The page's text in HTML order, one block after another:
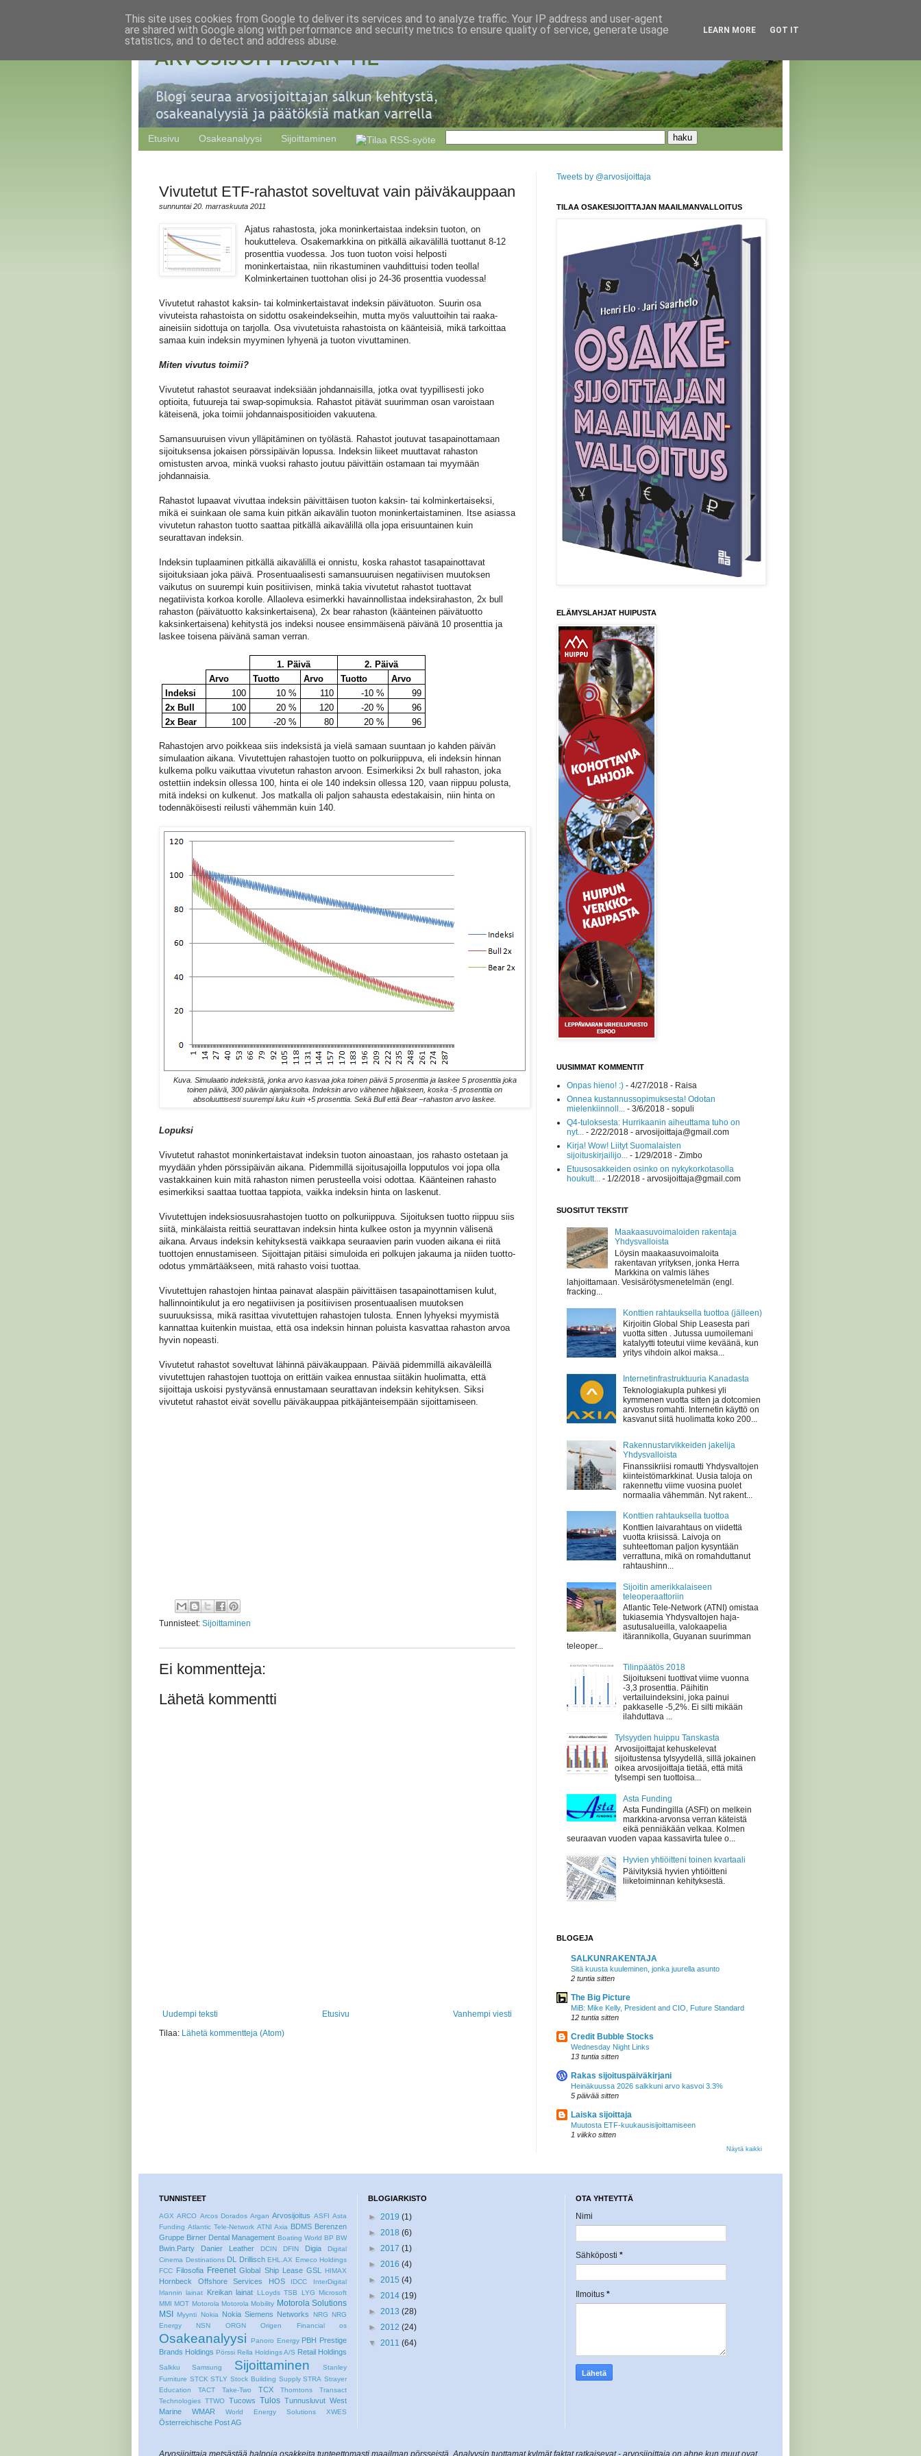
Etusivu Osakeanalyysi Sijoittaminen
Vivutetut ETF-rahastot soveltuvat vain päiväkauppaan
sunnuntai 20. marraskuuta 2011
Ajatus rahastosta, joka moninkertaistaa indeksin tuoton, on
houkutteleva. Osakemarkkina on pitkällä aikavälillä tuottanut 8-12
prosenttia vuodessa. Jos tuon tuoton voisi helposti
moninkertaistaa, niin rikastuminen vauhdittuisi toden teolla!
Kolminkertainen tuottohan olisi jo 24-36 prosenttia vuodessa!
Vivutetut rahastot kaksin- tai kolminkertaistavat indeksin päivätuoton. Suurin osa
vivuteista rahastoista on sidottu osakeindekseihin, mutta myös valuuttoihin tai raaka-
aineisiin sidottuja on tarjolla. Osa vivutetuista rahastoista on käänteisiä, mikä tarkoittaa
samaa kuin indeksin myyminen lyhyenä ja tuoton vivuttaminen.
Miten vivutus toimii?
Vivutetut rahastot seuraavat indeksiään johdannaisilla, jotka ovat tyypillisesti joko
optioita, futuureja tai swap-sopimuksia. Rahastot pitävät suurimman osan varoistaan
käteisenä, joka toimii johdannaispositioiden vakuutena.
Samansuuruisen vivun ylläpitäminen on työlästä. Rahastot joutuvat tasapainottamaan
sijoituksensa jokaisen pörssipäivän lopussa. Indeksin liikeet muuttavat rahaston
omistusten arvoa, minkä vuoksi rahasto joutuu päivittäin ostamaan tai myymään
johdannaisia.
Rahastot lupaavat vivuttaa indeksin päivittäisen tuoton kaksin- tai kolminkertaiseksi,
mikä ei suinkaan ole sama kuin pitkän aikavälin tuoton moninkertaistaminen. Itse asiassa
vivutetun rahaston tuotto saattaa pitkällä aikavälillä olla jopa erisuuntainen kuin
seurattavan indeksin.
Indeksin tuplaaminen pitkällä aikavälillä ei onnistu, koska rahastot tasapainottavat
sijoituksiaan joka päivä. Prosentuaalisesti samansuuruisen negatiivisen muutoksen
vaikutus on suurempi kuin positiivisen, minkä takia vivutetut rahastot tuottavat
negatiivista korkoa korolle. Allaoleva esimerkki havainnollistaa indeksirahaston, 2x bull
rahaston (päivätuotto kaksinkertaisena), 2x bear rahaston (käänteinen päivätuotto
kaksinkertaisena) kehitystä jos indeksi nousee ensimmäisenä päivänä 10 prosenttia ja
laskee toisena päivänä saman verran.
1. Päivä
2. Päivä
Arvo
Tuotto Arvo Tuotto
Arvo
Indeksi
100 10 % 110 -10 %
99
2x Bull
100 20 % 120 -20 %
96
2x Bear
100 -20 % 80 20 % 96
Rahastojen arvo poikkeaa siis indeksistä ja vielä samaan suuntaan jo kahden päivän
simulaation aikana. Vivutettujen rahastojen tuotto on polkuriippuva, eli indeksin hinnan
kulkema polku vaikuttaa vivutetun rahaston arvoon. Esimerkiksi 2x bull rahaston, joka
ostettiin indeksin ollessa 100, hinta ei ole 140 indeksin ollessa 120, vaan riippuu polusta,
mitä indeksi on kulkenut. Jos matkalla oli paljon sahausta edestakaisin, niin hinta on
todennäköisesti reilusti vähemmän kuin 140.
Kuva. Simulaatio indeksistä, jonka arvo kasvaa joka toinen päivä 5 prosenttia ja laskee 5 prosenttia joka
toinen päivä, 300 päivän ajanjaksolta. Indeksin arvo vähenee hiljakseen, koska -5 prosenttia on
absoluuttisesti suurempi luku kuin +5 prosenttia. Sekä Bull että Bear –rahaston arvo laskee.
Lopuksi
Vivutetut rahastot moninkertaistavat indeksin tuoton ainoastaan, jos rahasto ostetaan ja
myydään yhden pörssipäivän aikana. Pidemmillä sijoitusajoilla lopputulos voi jopa olla
vastakkainen kuin mitä rahaston nimen perusteella voisi odottaa. Käänteinen rahasto
esimerkiksi saattaa tuottaa tappiota, vaikka indeksin hinta on laskenut.
Vivutettujen indeksiosuusrahastojen tuotto on polkuriippuva. Sijoituksen tuotto riippuu siis
siitä, minkälaista reittiä seurattavan indeksin hinta kulkee oston ja myynnin välisenä
aikana. Arvaus indeksin kehityksestä vaikkapa seuraavien parin vuoden aikana ei riitä
tuottojen ennustamiseen. Sijoittajan pitäisi simuloida eri polkujen jakauma ja niiden tuotto-
odotus ymmärtääkseen, mitä rahasto voisi tuottaa.
Vivutettujen rahastojen hintaa painavat alaspäin päivittäisen tasapainottamisen kulut,
hallinnointikulut ja ero negatiivisen ja positiivisen prosentuaalisen muutoksen
suuruuksissa, mikä rasittaa vivutettujen rahastojen tulosta. Ennen lyhyeksi myymistä
kannattaa kuitenkin muistaa, että osa indeksin hinnan poluista kasvattaa rahaston arvoa
hyvin nopeasti.
Vivutetut rahastot soveltuvat lähinnä päiväkauppaan. Päivää pidemmillä aikaväleillä
vivutettujen rahastojen tuottoja on erittäin vaikea ennustaa siitäkin huolimatta, että
sijoittaja uskoisi pystyvänsä ennustamaan seurattavan indeksin kehityksen. Siksi
vivutetut rahastot eivät sovellu päiväkauppaa pitkäjänteisempään sijoittamiseen.
Tunnisteet: Sijoittaminen
Ei kommentteja:
Lähetä kommentti
Uudempi teksti Vanhempi viesti
Etusivu
Tilaa: Lähetä kommentteja (Atom)
Tweets by @arvosijoittaja
TILAA OSAKESIJOITTAJAN MAAILMANVALLOITUS
ELÄMYSLAHJAT HUIPUSTA
UUSIMMAT KOMMENTIT
Onpas hieno! :) - 4/27/2018 - Raisa
Onnea kustannussopimuksesta! Odotan
mielenkiinnoll... - 3/6/2018 - sopuli
Q4-tuloksesta: Hurrikaanin aiheuttama tuho on
nyt... - 2/22/2018 - arvosijoittaja@gmail.com
Kirja! Wow! Liityt Suomalaisten
sijoituskirjailijo... - 1/29/2018 - Zimbo
Etuusosakkeiden osinko on nykykorkotasolla
houkutt... - 1/2/2018 - arvosijoittaja@gmail.com
SUOSITUT TEKSTIT
Maakaasuvoimaloiden rakentaja
Yhdysvalloista
Löysin maakaasuvoimaloita
rakentavan yrityksen, jonka Herra
Markkina on valmis lähes
lahjoittamaan. Vesisärötysmenetelmän (engl.
fracking...
Konttien rahtauksella tuottoa (jälleen)
Kirjoitin Global Ship Leasesta pari
vuotta sitten . Jutussa uumoilemani
katalyytti toteutui viime keväänä, kun
yritys vihdoin alkoi maksa...
Internetinfrastruktuuria Kanadasta
Teknologiakupla puhkesi yli
kymmenen vuotta sitten ja dotcomien
arvostus romahti. Internetin käyttö on
kasvanut siitä huolimatta koko 200...
Rakennustarvikkeiden jakelija
Yhdysvalloista
Finanssikriisi romautti Yhdysvaltojen
kiinteistömarkkinat. Uusia taloja on
rakennettu viime vuosina puolet
normaalia vähemmän. Nyt rakent...
Konttien rahtauksella tuottoa
Konttien laivarahtaus on viidettä
vuotta kriisissä. Laivoja on
suhteettoman paljon kysyntään
verrattuna, mikä on romahduttanut
rahtaushinn...
Sijoitin amerikkalaiseen
teleoperaattoriin
Atlantic Tele-Network (ATNI) omistaa
tukiasemia Yhdysvaltojen haja-
asutusalueilla, valokaapelia
itärannikolla, Guyanan suurimman
teleoper...
Tilinpäätös 2018
Sijoitukseni tuottivat viime vuonna
-3,3 prosenttia. Päihitin
vertailuindeksini, joka painui
pakkaselle -5,2%. Ei silti mikään
ilahduttava ...
Tylsyyden huippu Tanskasta
Arvosijoittajat kehuskelevat
sijoitustensa tylsyydellä, sillä jokainen
oikea arvosijoittaja tietää, että mitä
tylsempi sen tuottoisa...
Asta Funding
Asta Fundingilla (ASFI) on melkein
markkina-arvonsa verran käteistä
eikä penniäkään velkaa. Kolmen
seuraavan vuoden vapaa kassavirta tulee o...
Hyvien yhtiöitteni toinen kvartaali
Päivityksiä hyvien yhtiöitteni
liiketoiminnan kehityksestä.
BLOGEJA
SALKUNRAKENTAJA
Sitä kuusta kuuleminen, jonka juurella asunto
2 tuntia sitten
The Big Picture
MiB: Mike Kelly, President and CIO, Future Standard
12 tuntia sitten
Credit Bubble Stocks
Wednesday Night Links
13 tuntia sitten
Rakas sijoituspäiväkirjani
Heinäkuussa 2026 salkkuni arvo kasvoi 3.3%
5 päivää sitten
Laiska sijoittaja
Muutosta ETF-kuukausisijoittamiseen
1 viikko sitten
Näytä kaikki
TUNNISTEET
AGX ARCO Arcos Dorados Argan Arvosijoitus ASFI Asta
Funding Atlantic Tele-Network ATNI Axia BDMS Berenzen
Gruppe Birner Dental Management Boating World BP BW
Bwin.Party Danier Leather DCIN DFIN Digia
Digital
Cinema Destinations DL Drillisch EHL.AX Emeco Holdings
FCC Filosofia Freenet Global Ship Lease GSL HIMAX
Hornbeck Offshore Services HOS IDCC
InterDigital
Irlannin lainat
Kreikan lainat LLoyds TSB LYG Microsoft
MMI MOT Motorola Motorola Mobility Motorola Solutions
MSI Myynti Nokia Nokia Siemens Networks NRG NRG
Energy
NSN ORGN Origen Financial os
Osakeanalyysi Panoro Energy PBH Prestige
Brands Holdings Pörssi Rella Holdings A/S Retail Holdings
Salkku Samsung Sijoittaminen
Stanley
Furniture STCK STLY Stock Building Supply STRA Strayer
Education
TACT Take-Two TCX Thorntons
Transact
Technologies TTWO Tucows Tulos Tunnusluvut West
Marine
WMAR World Energy Solutions XWES
Österreichische Post AG
BLOGIARKISTO
► 2019 (1)
► 2018 (6)
► 2017 (1)
► 2016 (4)
► 2015 (4)
► 2014 (19)
► 2013 (28)
► 2012 (24)
▼ 2011 (64)
OTA YHTEYTTÄ
Nimi
Sähköposti *
Ilmoitus *
Arvosijoittaja metsästää halpoja osakkeita tunteettomasti maailman pörsseistä. Analyysin tuottamat kylmät faktat ratkaisevat - arvosijoittaja on ahne kun muut ovat
This site uses cookies from Google to deliver its services and to analyze traffic. Your IP address and user-agent
are shared with Google along with performance and security metrics to ensure quality of service, generate usage
statistics, and to detect and address abuse.
LEARN MORE GOT IT